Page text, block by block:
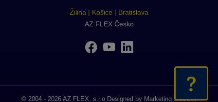
Žilina | Košice | Bratislava
AZ FLEX Česko
© 2004 - 2026 AZ FLEX, s.r.o Designed by Marketing srdcom.